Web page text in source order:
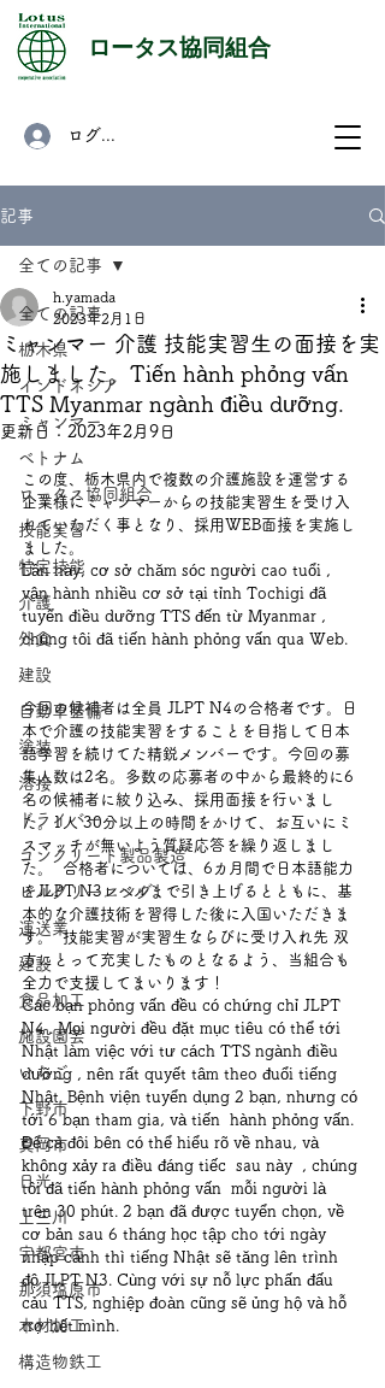
​ロータス協同組合
ログイン
記事
全ての記事
栃木県
インドネシア
ミャンマー
ベトナム
ロータス協同組合
技能実習
特定技能
介護
外食
建設
自動車整備
塗装
溶接
ドライバー
コンクリート製品製造
ビルクリーニング
運送業
建設
食品加工
施設園芸
いちご
下野市
真岡市
日光
上三川
宇都宮市
那須塩原市
木材加工
構造物鉄工
全ての記事
ミャンマー 介護 技能実習生の面接を実
施しました。Tiến hành phỏng vấn
TTS Myanmar ngành điều dưỡng.
h.yamada
2023年2月1日
更新日： 2023年2月9日
この度、栃木県内で複数の介護施設を運営する
企業様にミャンマーからの技能実習生を受け入
れていただく事となり、採用WEB面接を実施し
ました。
Lần này, cơ sở chăm sóc người cao tuổi ,
vận hành nhiều cơ sở tại tỉnh Tochigi đã
tuyển điều dưỡng TTS đến từ Myanmar ,
chúng tôi đã tiến hành phỏng vấn qua Web.
今回の候補者は全員 JLPT N4の合格者です。日
本で介護の技能実習をすることを目指して日本
語学習を続けてた精鋭メンバーです。今回の募
集人数は2名。多数の応募者の中から最終的に6
名の候補者に絞り込み、採用面接を行いまし
た。1人 30分以上の時間をかけて、お互いにミ
スマッチが無いよう質疑応答を繰り返しまし
た。  合格者については、6カ月間で日本語能力
をJLPT N3レベルまで引き上げるとともに、基
本的な介護技術を習得した後に入国いただきま
す。  技能実習が実習生ならびに受け入れ先 双
方にとって充実したものとなるよう、当組合も
全力で支援してまいります！
Các bạn phỏng vấn đều có chứng chỉ JLPT
N4 . Mọi người đều đặt mục tiêu có thể tới
Nhật làm việc với tư cách TTS ngành điều
dưỡng , nên rất quyết tâm theo đuổi tiếng
Nhật. Bệnh viện tuyển dụng 2 bạn, nhưng có
tới 6 bạn tham gia, và tiến  hành phỏng vấn.
Để cả đôi bên có thể hiểu rõ về nhau, và
không xảy ra điều đáng tiếc  sau này  , chúng
tôi đã tiến hành phỏng vấn  mỗi người là
trên 30 phút. 2 bạn đã được tuyển chọn, về
cơ bản sau 6 tháng học tập cho tới ngày
nhập cảnh thì tiếng Nhật sẽ tăng lên trình
độ JLPT N3. Cùng với sự nỗ lực phấn đấu
cảu TTS, nghiệp đoàn cũng sẽ ủng hộ và hỗ
trợ hết mình.